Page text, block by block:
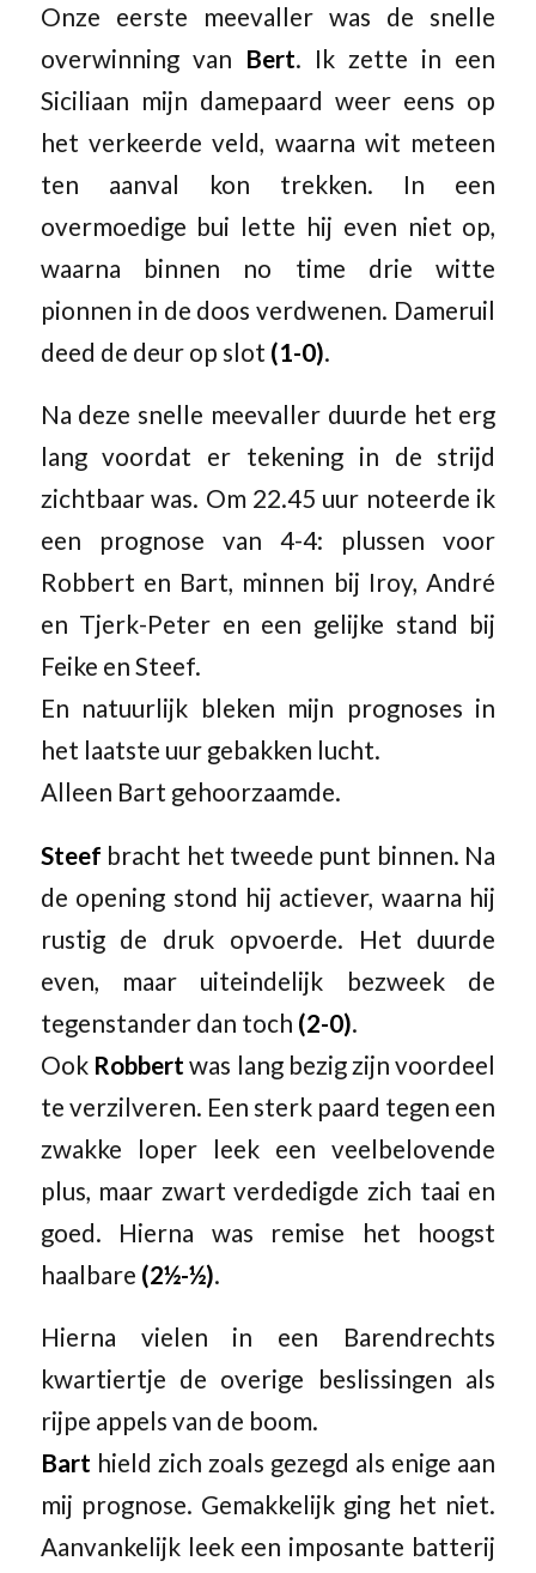
Onze eerste meevaller was de snelle
overwinning van Bert. Ik zette in een
Siciliaan mijn damepaard weer eens op
het verkeerde veld, waarna wit meteen
ten aanval kon trekken. In een
overmoedige bui lette hij even niet op,
waarna binnen no time drie witte
pionnen in de doos verdwenen. Dameruil
deed de deur op slot (1-0).
Na deze snelle meevaller duurde het erg
lang voordat er tekening in de strijd
zichtbaar was. Om 22.45 uur noteerde ik
een prognose van 4-4: plussen voor
Robbert en Bart, minnen bij Iroy, André
en Tjerk-Peter en een gelijke stand bij
Feike en Steef.
En natuurlijk bleken mijn prognoses in
het laatste uur gebakken lucht.
Alleen Bart gehoorzaamde.
Steef bracht het tweede punt binnen. Na
de opening stond hij actiever, waarna hij
rustig de druk opvoerde. Het duurde
even, maar uiteindelijk bezweek de
tegenstander dan toch (2-0).
Ook Robbertwas lang bezig zijn voordeel
te verzilveren. Een sterk paard tegen een
zwakke loper leek een veelbelovende
plus, maar zwart verdedigde zich taai en
goed. Hierna was remise het hoogst
haalbare (2½-½).
Hierna vielen in een Barendrechts
kwartiertje de overige beslissingen als
rijpe appels van de boom.
Bart hield zich zoals gezegd als enige aan
mij prognose. Gemakkelijk ging het niet.
Aanvankelijk leek een imposante batterij